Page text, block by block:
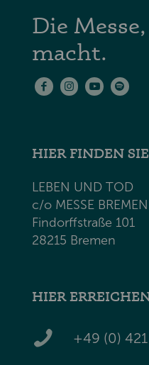
Die
macht.
HIER FINDEN
LEBEN UND TOD
c/o MESSE BREMEN
Findorffstraße 101
28215 Bremen
HIER
+49 (0)